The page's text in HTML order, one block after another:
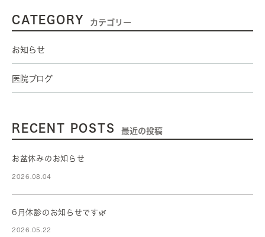
CATEGORY カテゴリー
お知らせ
医院ブログ
RECENT POSTS 最近の投稿
お盆休みのお知らせ
2026.08.04
6月休診のお知らせです🌿
2026.05.22